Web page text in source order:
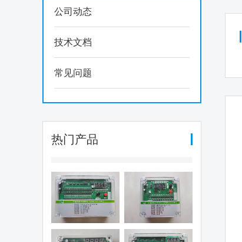
公司动态
技术文档
常见问题
热门产品
可编程脉冲控制
仪（QYM-LC-
12D)